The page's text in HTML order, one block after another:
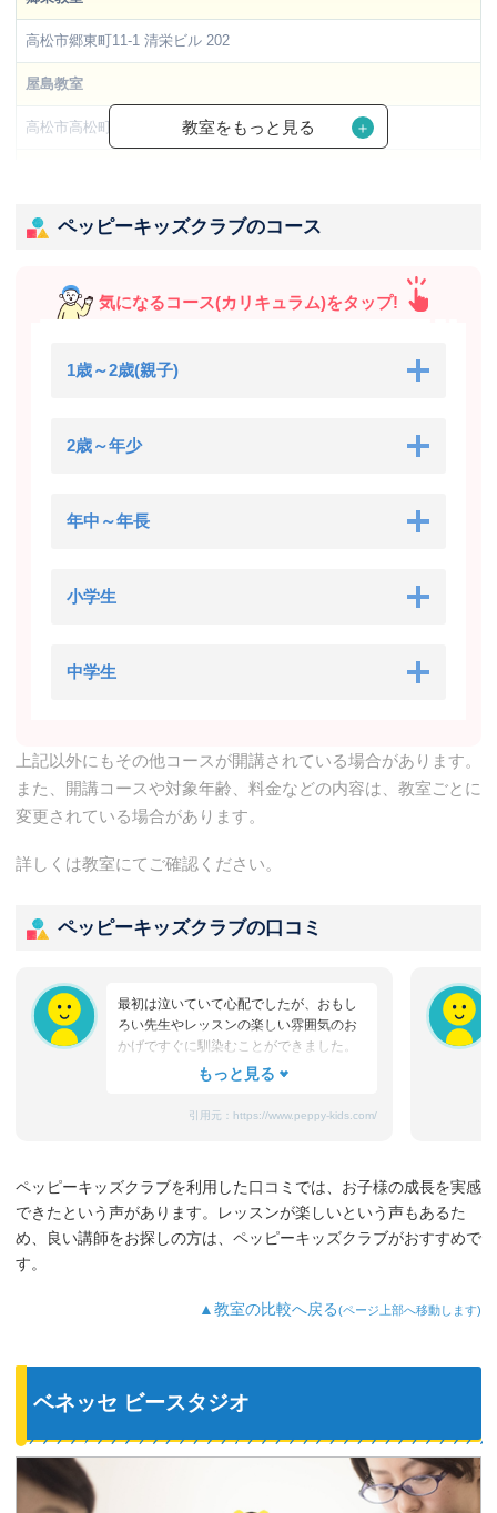
高松市郷東町11-1 清栄ビル 202
屋島教室
高松市高松町2000-1 高松町十河店舗1階 西端
高松市国分寺町新居1393-1 福江ビル1F-D
高松市室新町1032-6 村上ビル 2F
教室をもっと見る
ペッピーキッズクラブのコース
気になるコース(カリキュラム)をタップ!
1歳～2歳(親子)
2歳～年少
年中～年長
小学生
中学生
上記以外にもその他コースが開講されている場合があります。
また、開講コースや対象年齢、料金などの内容は、教室ごとに
変更されている場合があります。
詳しくは教室にてご確認ください。
ペッピーキッズクラブの口コミ
最初は泣いていて心配でしたが、おもし
ろい先生やレッスンの楽しい雰囲気のお
かげですぐに馴染むことができました。
たまにママと離れるときに嫌がることも
れ、お迎えのときはいつも笑顔です。
3歳児を飽きさせない充実したレッスンだ
と思います。うちの子は特に歌やダンス
が好きなようで、よく「Hello～♪」と歌
ど、色んなものを英語で教えてくれるよ
うになり、英語が身についてきているの
引用元： https://www.peppy-kids.com/
ペッピーキッズクラブを利用した口コミでは、お子様の成長を実感
できたという声があります。レッスンが楽しいという声もあるた
め、良い講師をお探しの方は、ペッピーキッズクラブがおすすめで
す。
▲教室の比較へ戻る(ページ上部へ移動します)
ベネッセ ビースタジオ